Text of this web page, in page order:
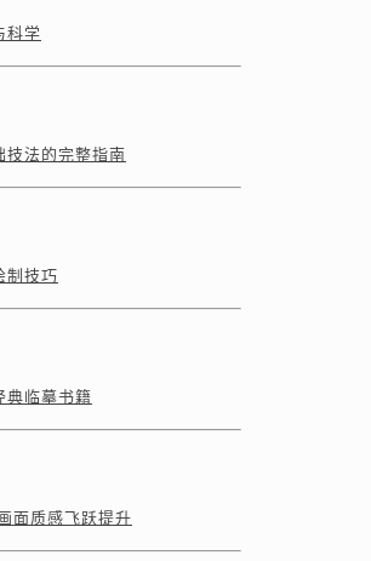
科学
技法的完整指南
制技巧
典临摹书籍
面质感飞跃提升